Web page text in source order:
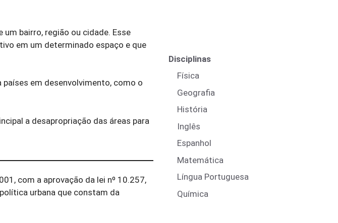
bairro, região ou cidade. Esse
em um determinado espaço e que
em desenvolvimento, como o
a desapropriação das áreas para
com a aprovação da lei nº 10.257,
urbana que constam da
Disciplinas
Física
Geografia
História
Inglês
Espanhol
Matemática
Língua Portuguesa
Química